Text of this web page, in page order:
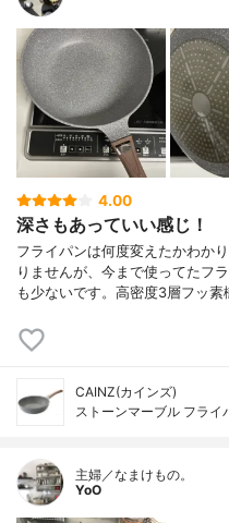
4.00
深さもあっていい感じ！
フライパンは何度変えたかわか
りませんが、今まで使ってたフ
も少ないです。高密度3層フッ
CAINZ(カインズ)
ストーンマーブル フライ
主婦／なまけもの。
YoO